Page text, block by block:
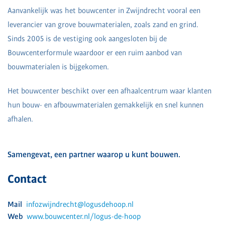
Aanvankelijk was het bouwcenter in Zwijndrecht vooral een
leverancier van grove bouwmaterialen, zoals zand en grind.
Sinds 2005 is de vestiging ook aangesloten bij de
Bouwcenterformule waardoor er een ruim aanbod van
bouwmaterialen is bijgekomen.
Het bouwcenter beschikt over een afhaalcentrum waar klanten
hun bouw- en afbouwmaterialen gemakkelijk en snel kunnen
afhalen.
Samengevat, een partner waarop u kunt bouwen.
Contact
Mail
infozwijndrecht@logusdehoop.nl
Web www.bouwcenter.nl/logus-de-hoop